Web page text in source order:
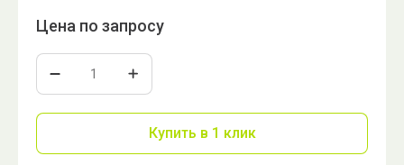
Цена по запросу
Купить в 1 клик